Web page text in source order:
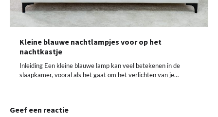
Kleine blauwe nachtlampjes voor op het
nachtkastje
Inleiding Een kleine blauwe lamp kan veel betekenen in de
slaapkamer, vooral als het gaat om het verlichten van je…
Geef een reactie